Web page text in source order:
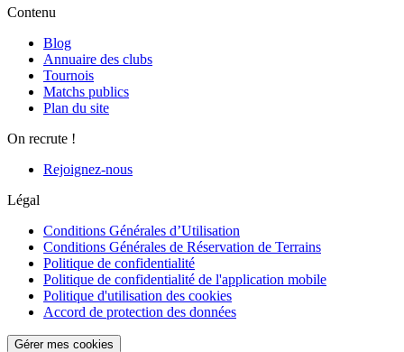
Contenu
Blog
Annuaire des clubs
Tournois
Matchs publics
Plan du site
On recrute !
Rejoignez-nous
Légal
Conditions Générales d’Utilisation
Conditions Générales de Réservation de Terrains
Politique de confidentialité
Politique de confidentialité de l'application mobile
Politique d'utilisation des cookies
Accord de protection des données
Gérer mes cookies